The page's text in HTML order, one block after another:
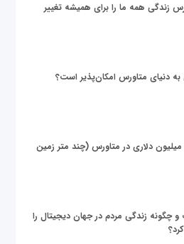
زندگی همه ما را برای همیشه تغییر
به دنیای متاورس امکان‌پذیر است؟
خرید زمین 4.3 میلیون دلاری در متاورس (چند متر زمین
چگونه زندگی مردم در جهان دیجیتال را